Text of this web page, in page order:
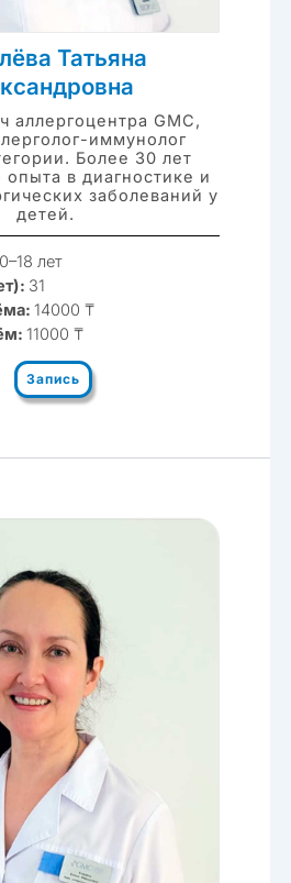
Татьяна
аллергоцентра GMC,
иммунолог
Более 30 лет
опыта в диагностике и
заболеваний у
детей.
0–18 лет
31
14000 ₸
11000 ₸
Запись